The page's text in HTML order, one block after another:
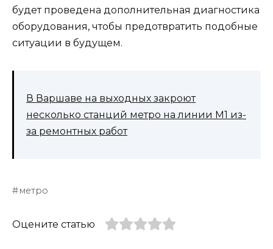
будет проведена дополнительная диагностика
оборудования, чтобы предотвратить подобные
ситуации в будущем.
В Варшаве на выходных закроют
несколько станций метро на линии M1 из-
за ремонтных работ
метро
Оцените статью